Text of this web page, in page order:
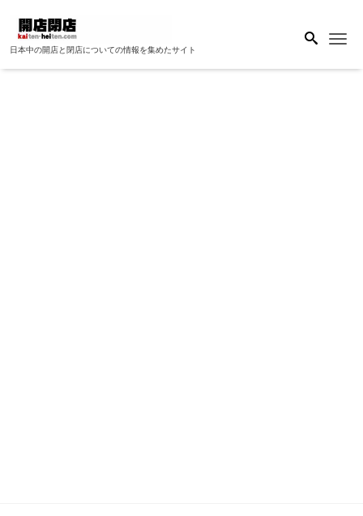
日本中の開店と閉店についての情報を集めたサイト